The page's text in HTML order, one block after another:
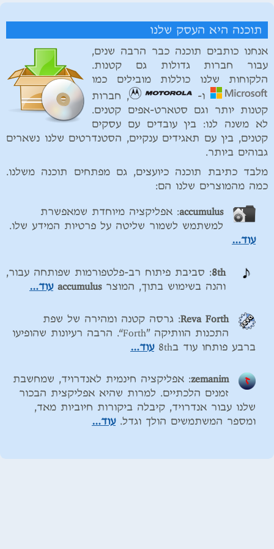
תוכנה היא העסק שלנו
אנחנו כותבים תוכנה כבר הרבה שנים,
עבור חברות גדולות גם קטנות.
הלקוחות שלנו כוללות מובילים כמו
ו-
, חברות
קטנות יותר וגם סטארט-אפים קטנים.
לא משנה לנו: בין עובדים עם עסקים
קטנים, בין עם תאגידים ענקיים, הסטנדרטים שלנו נשארים
גבוהים ביותר.
מלבד כתיבת תוכנה כיועצים, גם מפתחים תוכנה משלנו.
כמה מהמוצרים שלנו הם:
accumulus: אפליקציה מיוחדת שמאפשרת
למשתמש לשמור שליטה על פרטיות המידע שלו.
עוד…
8th: סביבת פיתוח רב-פלטפורמות שפותחה עבור,
והנה בשימוש בתוך, המוצרaccumulus עוד…
Reva Forth: גרסה קטנה ומהירה של שפת
התכנות הוותיקה”Forth“
. הרבה רעיונות שהופיעו
ברבע פותחו עוד ב8th עוד…
zemanim: אפליקציה חינמית לאנדרויד, שמחשבת
זמנים הלכתיים. למרות שהיא אפליקצית הבכור
שלנו עבור אנדרויד, קיבלה ביקורות חיוביות מאד,
ומספר המשתמשים הולך וגדל.עוד…